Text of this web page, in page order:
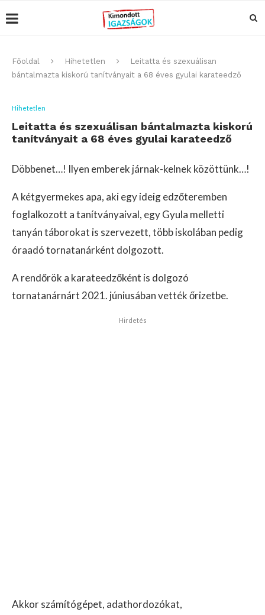
Főoldal Hihetetlen
Leitatta és szexuálisan
bántalmazta kiskorú tanítványait a 68 éves gyulai karateedző
Hihetetlen
Leitatta és szexuálisan bántalmazta kiskorú
tanítványait a 68 éves gyulai karateedző
Döbbenet…! Ilyen emberek járnak-kelnek közöttünk…!
A kétgyermekes apa, aki egy ideig edzőteremben
foglalkozott a tanítványaival, egy Gyula melletti
tanyán táborokat is szervezett, több iskolában pedig
óraadó tornatanárként dolgozott.
A rendőrök a karateedzőként is dolgozó
tornatanárnárt 2021. júniusában vették őrizetbe.
Hirdetés
Akkor számítógépet, adathordozókat,